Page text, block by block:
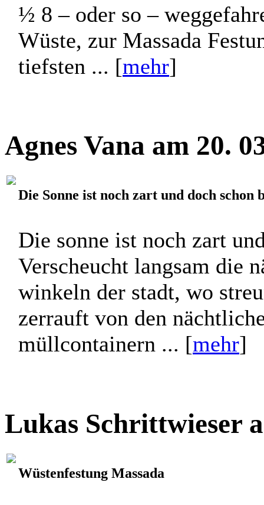
½ 8 – oder so –
Wüste, zur Massada
tiefsten ... [mehr]
Agnes Vana am 20.
Die Sonne ist noch zart und doch schon
Die sonne ist noch zart
Verscheucht langsam die
winkeln der stadt, wo
zerrauft von den
müllcontainern ... [mehr]
Lukas Schrittwieser
Wüstenfestung Massada